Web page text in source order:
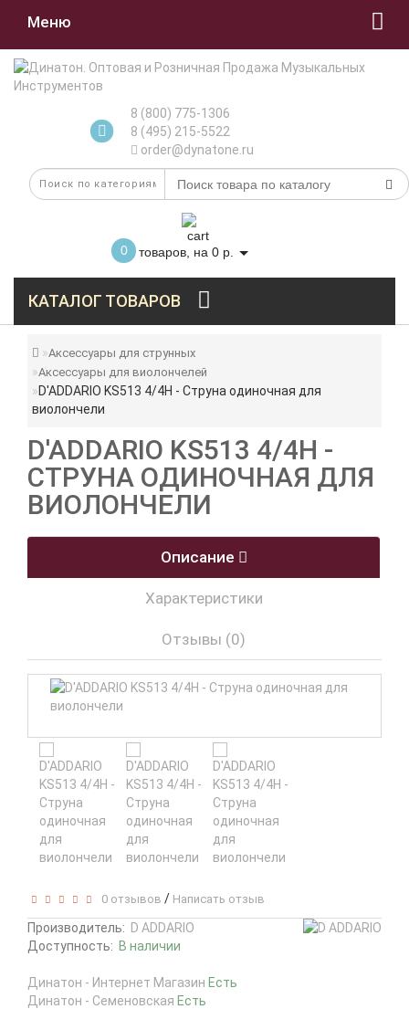
Меню
8 (800) 775-1306
8 (495) 215-5522
order@dynatone.ru
0 товаров, на 0 р.
КАТАЛОГ ТОВАРОВ
Аксессуары для струнных
Аксессуары для виолончелей
D'ADDARIO KS513 4/4H - Струна одиночная для
виолончели
D'ADDARIO KS513 4/4H -
СТРУНА ОДИНОЧНАЯ ДЛЯ
ВИОЛОНЧЕЛИ
Описание
Характеристики
Отзывы (0)
0 отзывов / Написать отзыв
Производитель: D ADDARIO
Доступность: В наличии
Динатон - Интернет Магазин Есть
Динатон - Семеновская Есть